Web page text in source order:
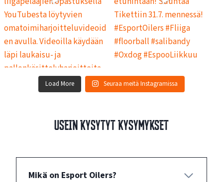
Load More Seuraa meitä Instagramissa
Usein kysytyt kysymykset
Mikä on Esport Oilers?